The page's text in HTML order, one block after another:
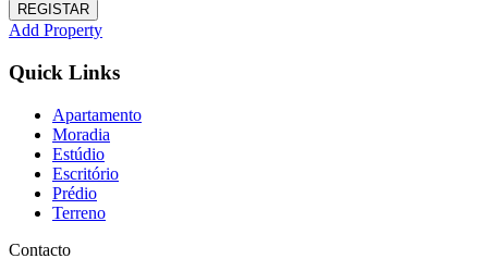
REGISTAR
Add Property
Quick Links
Apartamento
Moradia
Estúdio
Escritório
Prédio
Terreno
Contacto